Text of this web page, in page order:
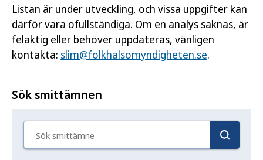
Listan är under utveckling, och vissa uppgifter kan
därför vara ofullständiga. Om en analys saknas, är
felaktig eller behöver uppdateras, vänligen
kontakta: slim@folkhalsomyndigheten.se.
Sök smittämnen